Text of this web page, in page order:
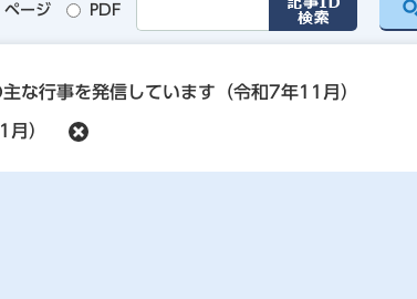
ページ PDF
な行事を発信しています（令和7年11月）
）